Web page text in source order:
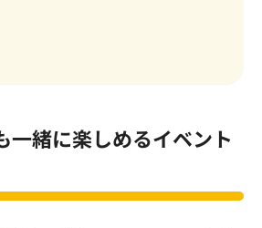
一緒に楽しめるイベント